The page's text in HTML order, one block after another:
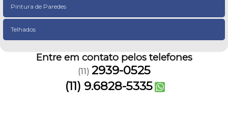
Pintura de Paredes
Telhados
Entre em contato pelos telefones
(11) 2939-0525
(11) 9.6828-5335